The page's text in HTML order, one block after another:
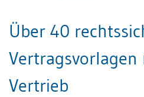
Über 40
Vertrieb